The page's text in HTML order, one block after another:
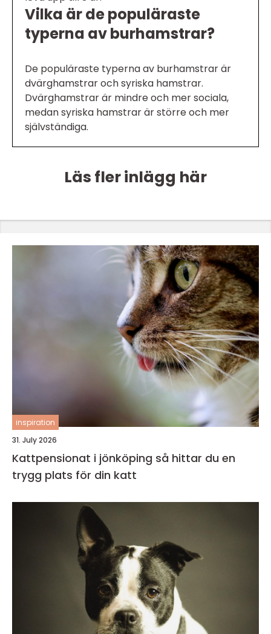
Vilka är de populäraste
typerna av burhamstrar?
De populäraste typerna av burhamstrar är
dvärghamstrar och syriska hamstrar.
Dvärghamstrar är mindre och mer sociala,
medan syriska hamstrar är större och mer
självständiga.
Läs fler inlägg här
inspiration
31. July 2026
Kattpensionat i jönköping så hittar du en
trygg plats för din katt